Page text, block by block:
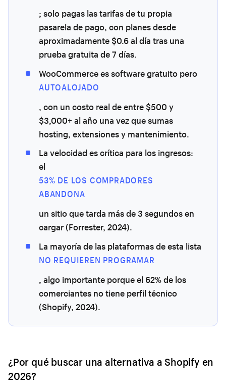
; solo pagas las tarifas de tu propia
pasarela de pago, con planes desde
aproximadamente $0.6 al día tras una
prueba gratuita de 7 días.
WooCommerce es software gratuito pero
AUTOALOJADO
, con un costo real de entre $500 y
$3,000+ al año una vez que sumas
hosting, extensiones y mantenimiento.
La velocidad es crítica para los ingresos:
el
53% DE LOS COMPRADORES
ABANDONA
un sitio que tarda más de 3 segundos en
cargar (Forrester, 2024).
La mayoría de las plataformas de esta lista
NO REQUIEREN PROGRAMAR
, algo importante porque el 62% de los
comerciantes no tiene perfil técnico
(Shopify, 2024).
¿Por qué buscar una alternativa a Shopify en
2026?